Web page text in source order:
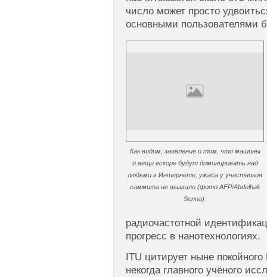
число может просто
основными пользователями
Как видим, заявление о том, что машины
и вещи вскоре будут доминировать над
людьми в Интернете, ужаса у участников
саммита не вызвало (фото AFP/Abdelhak
Senna).
радиочастотной
прогресс в нанотехнологиях.
ITU цитирует ныне
некогда главного учёного